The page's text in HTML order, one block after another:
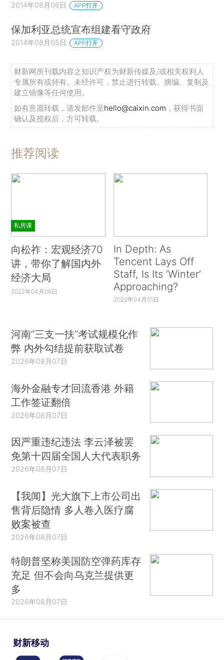
2014年08月06日 APP打开
保加利亚总统宣布组建看守政府
2014年08月05日 APP打开
财新网所刊载内容之知识产权为财新传媒及/或相关权利人
专属所有或持有。未经许可，禁止进行转载、摘编、复制及
建立镜像等任何使用。
如有意愿转载，请发邮件至hello@caixin.com ，获得书面
确认及授权后，方可转载。
推荐阅读
私房课
向松祚：宏观经济70
讲，带你了解国内外
经济大局
2022年04月06日
In Depth: As
Tencent Lays Off
Staff, Is Its ‘Winter’
Approaching?
2022年04月01日
河南“三支一扶”考试规模化作
弊 内外勾结提前获取试卷
2026年08月07日
海外金融专才回流香港 外籍
工作签证翻倍
2026年08月07日
因严重违纪违法 李云泽被罢
免第十四届全国人大代表职务
2026年08月07日
【我闻】光大旗下上市公司出
售背后隐情 多人卷入医疗腐
败案被查
2026年08月07日
特朗普坚称美国防空弹药库存
充足 但不会向乌克兰提供更
多
2026年08月07日
财新移动